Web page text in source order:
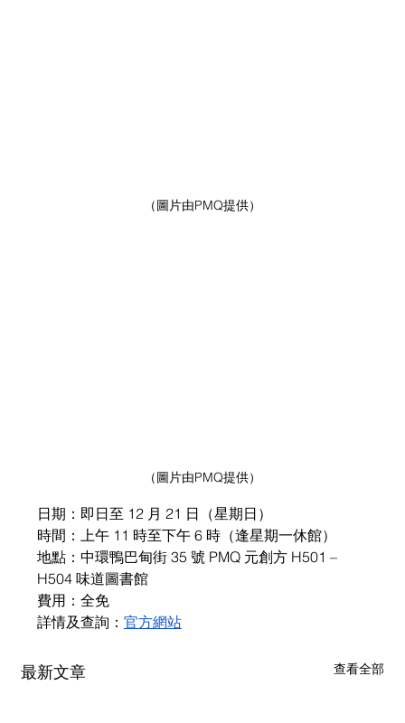
（圖片由PMQ提供）
（圖片由PMQ提供）
日期：即日至 12 月 21 日（星期日）
時間：上午 11 時至下午 6 時（逢星期一休館）
地點：中環鴨巴甸街 35 號 PMQ 元創方 H501 –
H504 味道圖書館
費用：全免
詳情及查詢： 官方網站
最新文章 查看全部